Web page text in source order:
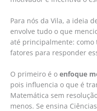
Para nós da Vila, a ideia
envolve tudo o que
até principalmente: como
fatores para responder
O primeiro é oenfoque
pois influencia o que é
Matemática sem
menos. Se ensina